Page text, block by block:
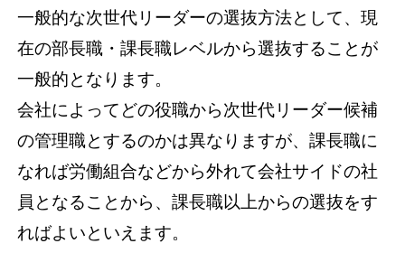
一般的な次世代リーダーの選抜方法として、現
在の部長職・課長職レベルから選抜することが
一般的となります。
会社によってどの役職から次世代リーダー候補
の管理職とするのかは異なりますが、課長職に
なれば労働組合などから外れて会社サイドの社
員となることから、課長職以上からの選抜をす
ればよいといえます。